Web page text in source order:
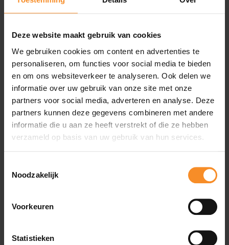
Deze website maakt gebruik van cookies
We gebruiken cookies om content en advertenties te
personaliseren, om functies voor social media te bieden
en om ons websiteverkeer te analyseren. Ook delen we
informatie over uw gebruik van onze site met onze
partners voor social media, adverteren en analyse. Deze
partners kunnen deze gegevens combineren met andere
informatie die u aan ze heeft verstrekt of die ze hebben
verzameld op basis van uw gebruik van hun services.
Noodzakelijk
Voorkeuren
Statistieken
Specificaties
Schoenmaat
(EU)
Grote
teen
Middentenen
Kleine
teen
36-39 S/M XS
40-46
L/XL S/M XS